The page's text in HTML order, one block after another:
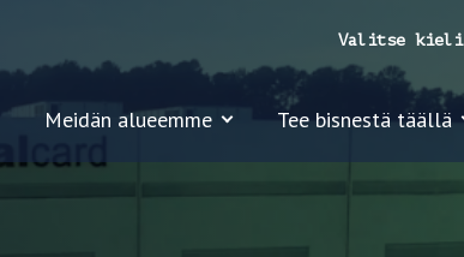
Meidän alueemme Tee bisnestä täällä
Valitse kieli